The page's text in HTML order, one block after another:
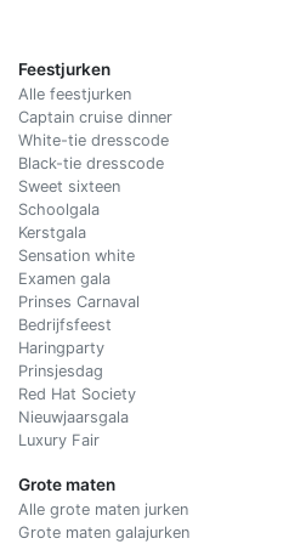
Feestjurken
Alle feestjurken
Captain cruise dinner
White-tie dresscode
Black-tie dresscode
Sweet sixteen
Schoolgala
Kerstgala
Sensation white
Examen gala
Prinses Carnaval
Bedrijfsfeest
Haringparty
Prinsjesdag
Red Hat Society
Nieuwjaarsgala
Luxury Fair
Grote maten
Alle grote maten jurken
Grote maten galajurken